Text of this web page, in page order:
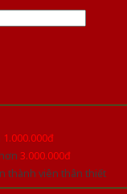
1.000.000đ
3.000.000đ
thành viên thân thiết